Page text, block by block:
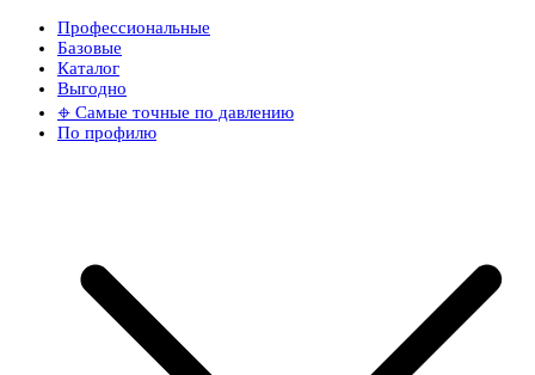
Профессиональные
Базовые
Каталог
Выгодно
𖦏 Самые точные по давлению
По профилю